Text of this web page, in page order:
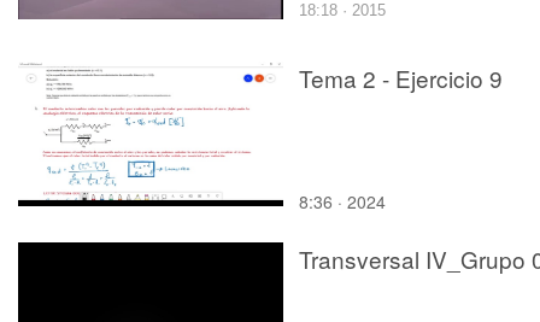
18:18 · 2015
Tema 2 - Ejercicio 9
8:36 · 2024
Transversal IV_Grupo